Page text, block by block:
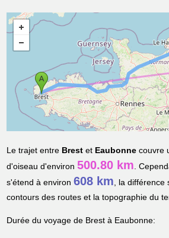
Le trajet entre Brest et Eaubonne couvre
d'oiseau d'environ500.80 km.
s'étend à environ608 km, la différence
contours des routes et la topographie du
Durée du voyage de Brest à Eaubonne: